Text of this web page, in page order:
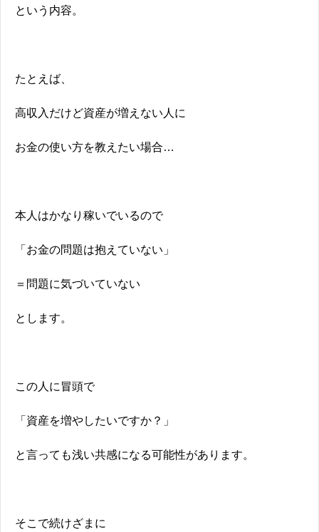
という内容。
たとえば、
高収入だけど資産が増えない人に
お金の使い方を教えたい場合…
本人はかなり稼いでいるので
「お金の問題は抱えていない」
＝問題に気づいていない
とします。
この人に冒頭で
「資産を増やしたいですか？」
と言っても浅い共感になる可能性があります。
そこで続けざまに